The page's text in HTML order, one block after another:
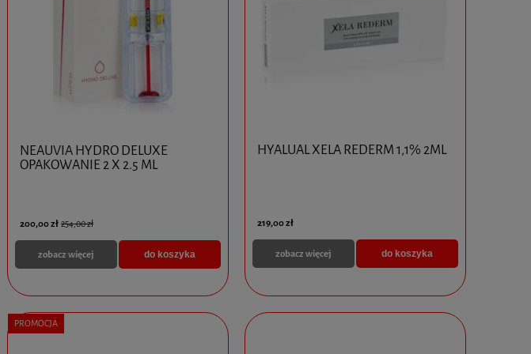
NEAUVIA HYDRO DELUXE
OPAKOWANIE 2 X 2.5 ML
200,00 zł 254,00 zł
do koszyka
zobacz więcej
HYALUAL XELA REDERM 1,1% 2ML
219,00 zł
do koszyka
zobacz więcej
PROMOCJA